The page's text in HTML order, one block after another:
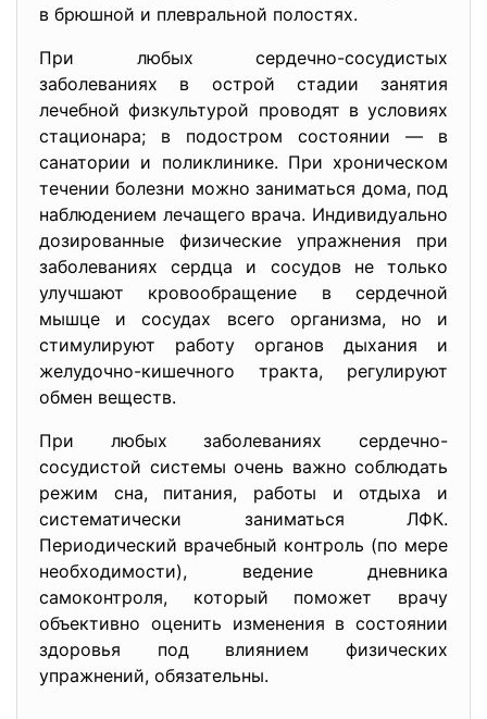
в брюшной и плевральной полостях.
При любых сердечно-сосудистых
заболеваниях в острой стадии занятия
лечебной физкультурой проводят в условиях
стационара; в подостром состоянии — в
санатории и поликлинике. При хроническом
течении болезни можно заниматься дома, под
наблюдением лечащего врача. Индивидуально
дозированные физические упражнения при
заболеваниях сердца и сосудов не только
улучшают кровообращение в сердечной
мышце и сосудах всего организма, но и
стимулируют работу органов дыхания и
желудочно-кишечного тракта, регулируют
обмен веществ.
При любых заболеваниях сердечно-
сосудистой системы очень важно соблюдать
режим сна, питания, работы и отдыха и
систематически заниматься ЛФК.
Периодический врачебный контроль (по мере
необходимости), ведение дневника
самоконтроля, который поможет врачу
объективно оценить изменения в состоянии
здоровья под влиянием физических
упражнений, обязательны.